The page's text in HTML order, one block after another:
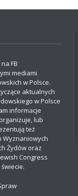
FB
mediami
w Polsce.
aktualnych
w Polsce
informacje
lub
też
Wyznaniowych
Żydów oraz
Congress